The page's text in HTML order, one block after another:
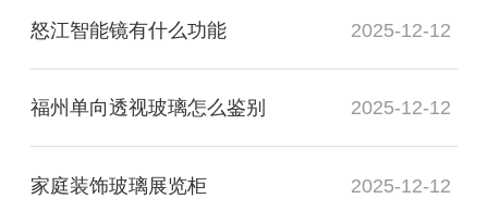
怒江智能镜有什么功能 2025-12-12
福州单向透视玻璃怎么鉴别 2025-12-12
家庭装饰玻璃展览柜 2025-12-12